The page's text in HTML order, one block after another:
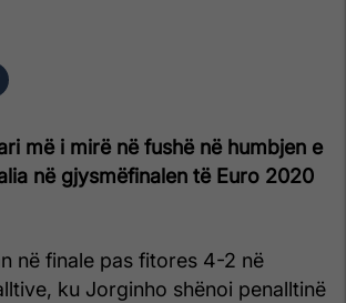
më i mirë në fushë në humbjen e
në gjysmëfinalen të Euro 2020
në finale pas fitores 4-2 në
ku Jorginho shënoi penalltinë